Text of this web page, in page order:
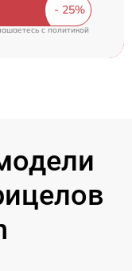
c политикой